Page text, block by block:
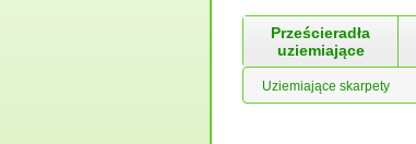
Prześcieradła
uziemiające
Uziemiające skarpety